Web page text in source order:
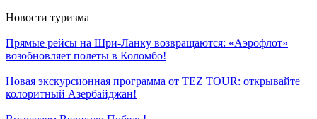
Новости туризма
Прямые рейсы на Шри-Ланку возвращаются: «Аэрофлот»
возобновляет полеты в Коломбо!
Новая экскурсионная программа от TEZ TOUR: открывайте
колоритный Азербайджан!